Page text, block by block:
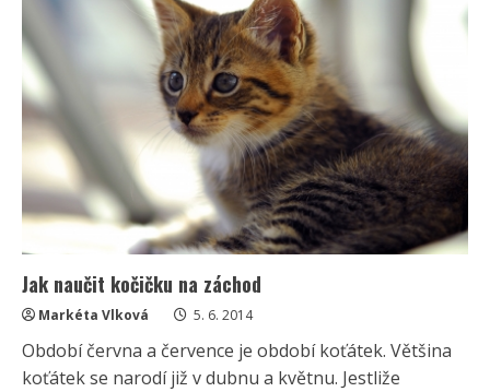
Jak naučit kočičku na záchod
Markéta Vlková 5. 6. 2014
Období června a července je období koťátek. Většina
koťátek se narodí již v dubnu a květnu. Jestliže